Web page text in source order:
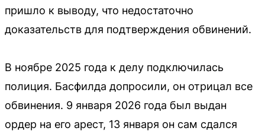
пришло к выводу, что недостаточно
доказательств для подтверждения обвинений.
В ноябре 2025 года к делу подключилась
полиция. Басфилда допросили, он отрицал все
обвинения. 9 января 2026 года был выдан
ордер на его арест, 13 января он сам сдался